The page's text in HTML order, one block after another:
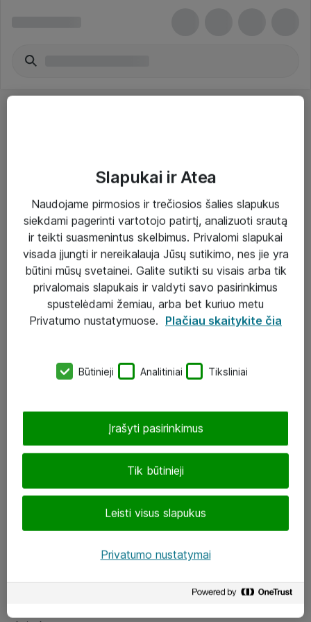
Paslaugos
Sprendimai
Įgyvendinti projektai
Atea ekspertų patarimai verslui
eShop@atea.lt
LinkedIn
Slapukai ir Atea
Naudojame pirmosios ir trečiosios šalies slapukus
siekdami pagerinti vartotojo patirtį, analizuoti srautą
ir teikti suasmenintus skelbimus. Privalomi slapukai
visada įjungti ir nereikalauja Jūsų sutikimo, nes jie yra
būtini mūsų svetainei. Galite sutikti su visais arba tik
privalomais slapukais ir valdyti savo pasirinkimus
spustelėdami žemiau, arba bet kuriuo metu
Privatumo nustatymuose. Plačiau skaitykite čia
Būtinieji Analitiniai Tiksliniai
Tik būtinieji
Leisti visus slapukus
Įrašyti pasirinkimus
Privatumo nustatymai